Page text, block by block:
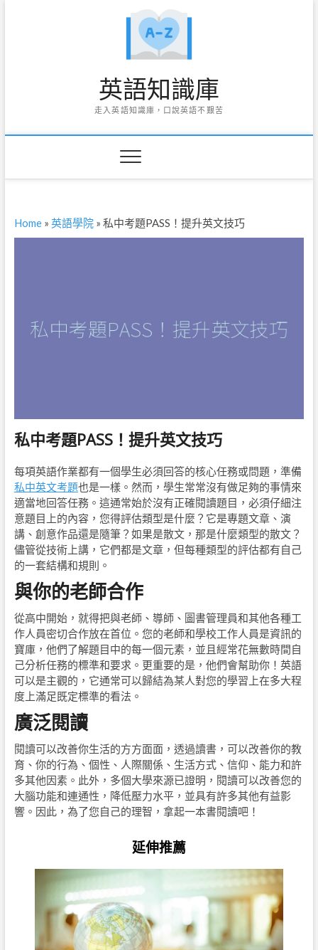
英語知識庫
走入英語知識庫，口說英語不艱苦
Home» 英語學院» 私中考題PASS！提升英文技巧
私中考題PASS！提升英文技巧
每項英語作業都有一個學生必須回答的核心任務或問題，準備
私中英文考題也是一樣。然而，學生常常沒有做足夠的事情來
適當地回答任務。這通常始於沒有正確閱讀題目，必須仔細注
意題目上的內容，您得評估類型是什麼？它是專題文章、演
講、創意作品還是隨筆？如果是散文，那是什麼類型的散文？
儘管從技術上講，它們都是文章，但每種類型的評估都有自己
的一套結構和規則。
與你的老師合作
從高中開始，就得把與老師、導師、圖書管理員和其他各種工
作人員密切合作放在首位。您的老師和學校工作人員是資訊的
寶庫，他們了解題目中的每一個元素，並且經常花無數時間自
己分析任務的標準和要求。更重要的是，他們會幫助你！英語
可以是主觀的，它通常可以歸結為某人對您的學習上在多大程
度上滿足既定標準的看法。
廣泛閱讀
閱讀可以改善你生活的方方面面，透過讀書，可以改善你的教
育、你的行為、個性、人際關係、生活方式、信仰、能力和許
多其他因素。此外，多個大學來源已證明，閱讀可以改善您的
大腦功能和連通性，降低壓力水平，並具有許多其他有益影
響。因此，為了您自己的理智，拿起一本書閱讀吧！
延伸推薦